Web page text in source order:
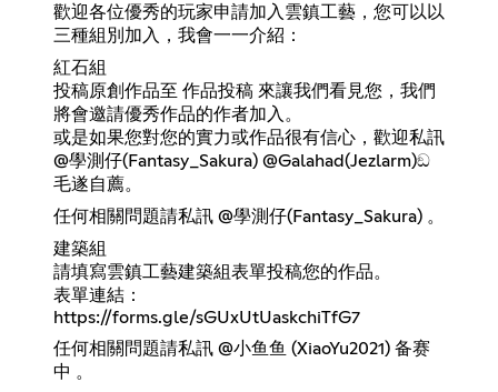
歡迎各位優秀的玩家申請加入雲鎮工藝，您可以以
三種組別加入，我會一一介紹：
紅石組
投稿原創作品至 ⁠作品投稿 來讓我們看見您，我們
將會邀請優秀作品的作者加入。
或是如果您對您的實力或作品很有信心，歡迎私訊
@學測仔(Fantasy_Sakura) @Galahad(Jezlarm)ඞ
毛遂自薦。
任何相關問題請私訊 @學測仔(Fantasy_Sakura) 。
建築組
請填寫雲鎮工藝建築組表單投稿您的作品。
表單連結：
https://forms.gle/sGUxUtUaskchiTfG7
任何相關問題請私訊 @小鱼鱼 (XiaoYu2021) 备赛
中 。